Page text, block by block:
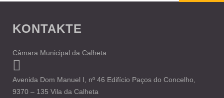
KONTAKTE
Câmara Municipal da Calheta
Avenida Dom Manuel I, nº 46 Edifício Paços do Concelho,
9370 – 135 Vila da Calheta